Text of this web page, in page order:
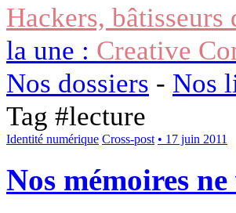
Hackers, bâtisseurs
la une : Creative
Nos dossiers - Nos
Tag #lecture
Identité numérique Cross-post • 17 juin 2011
Nos mémoires